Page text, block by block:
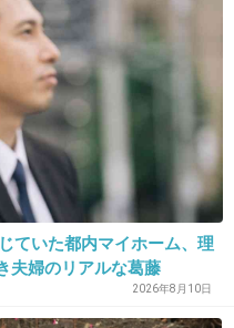
ど叩くばっかじゃなくて
の。
+14 -9
でデビューするらし
いた都内マイホーム、理
婦のリアルな葛藤
2026年8月10日